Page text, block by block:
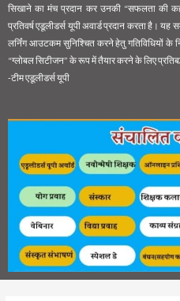
सिखाने का मंच प्रदान कर उनकी “सफलता की
प्रतिवर्ष एडूलीडर्स यूपी अवार्ड प्रदान करता है।
लर्निंग आउटकम सुनिश्चित करने हेतु गतिविधियों के
“ग्लोबल सिटीजन” के रूप में तैयार करने के लिए
-टीम एडूलीडर्स यूपी